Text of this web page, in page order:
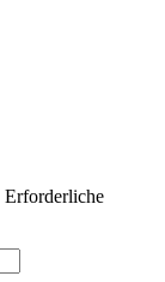
Erforderliche